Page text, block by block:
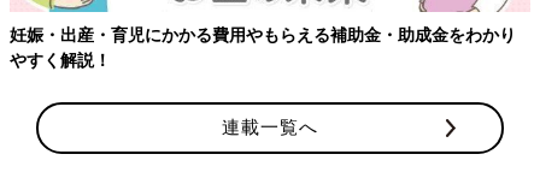
妊娠・出産・育児にかかる費用やもらえる補助金・助成金をわかり
やすく解説！
連載一覧へ